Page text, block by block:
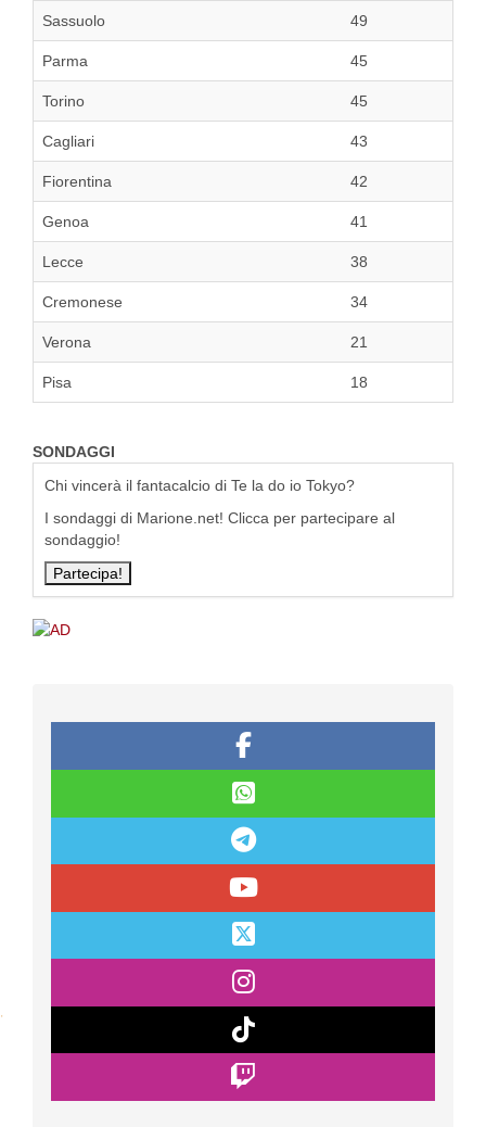
Sassuolo 49
Parma 45
Torino 45
Cagliari 43
Fiorentina 42
Genoa 41
Lecce 38
Cremonese 34
Verona 21
Pisa 18
SONDAGGI
Chi vincerà il fantacalcio di Te la do io Tokyo?
I sondaggi di Marione.net! Clicca per partecipare al
sondaggio!